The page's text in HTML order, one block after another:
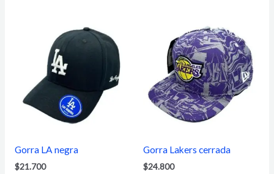
Gorra LA negra
$21.700
Gorra Lakers cerrada
$24.800